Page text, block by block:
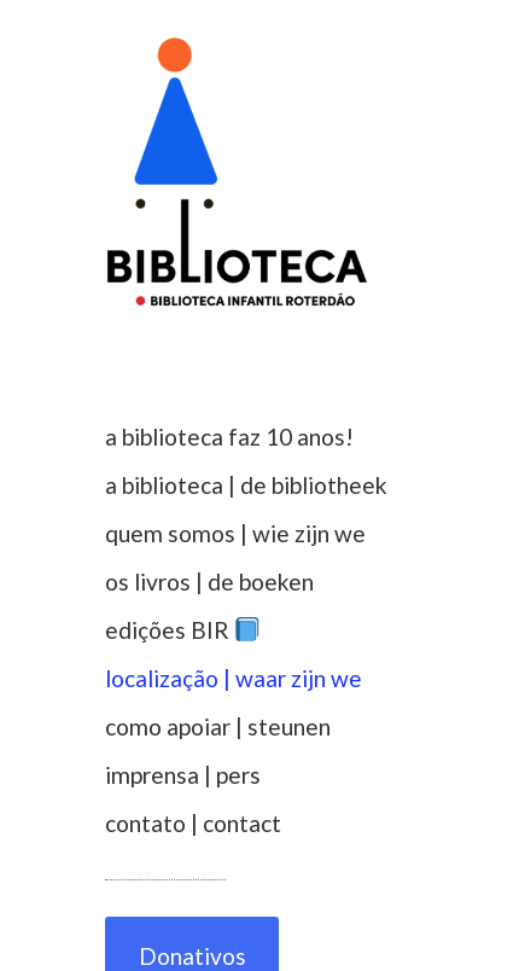
a biblioteca faz 10 anos!
a biblioteca | de bibliotheek
quem somos | wie zijn we
os livros | de boeken
edições BIR
localização | waar zijn we
como apoiar | steunen
imprensa | pers
contato | contact
Donativos